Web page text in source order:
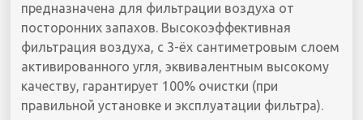
предназначена для фильтрации воздуха от
посторонних запахов. Высокоэффективная
фильтрация воздуха, с 3-ёх сантиметровым слоем
активированного угля, эквивалентным высокому
качеству, гарантирует 100% очистки (при
правильной установке и эксплуатации фильтра).